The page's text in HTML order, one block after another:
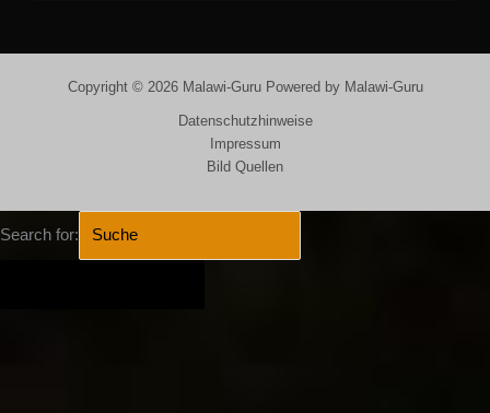
Copyright © 2026 Malawi-Guru Powered by Malawi-Guru
Datenschutzhinweise
Impressum
Bild Quellen
Search for: